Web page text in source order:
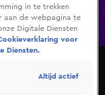
De Bondgenoten
Genee: ‘Ik
in te trekken
aan de webpagina te
Digitale Diensten
voor
Diensten.
Altijd actief